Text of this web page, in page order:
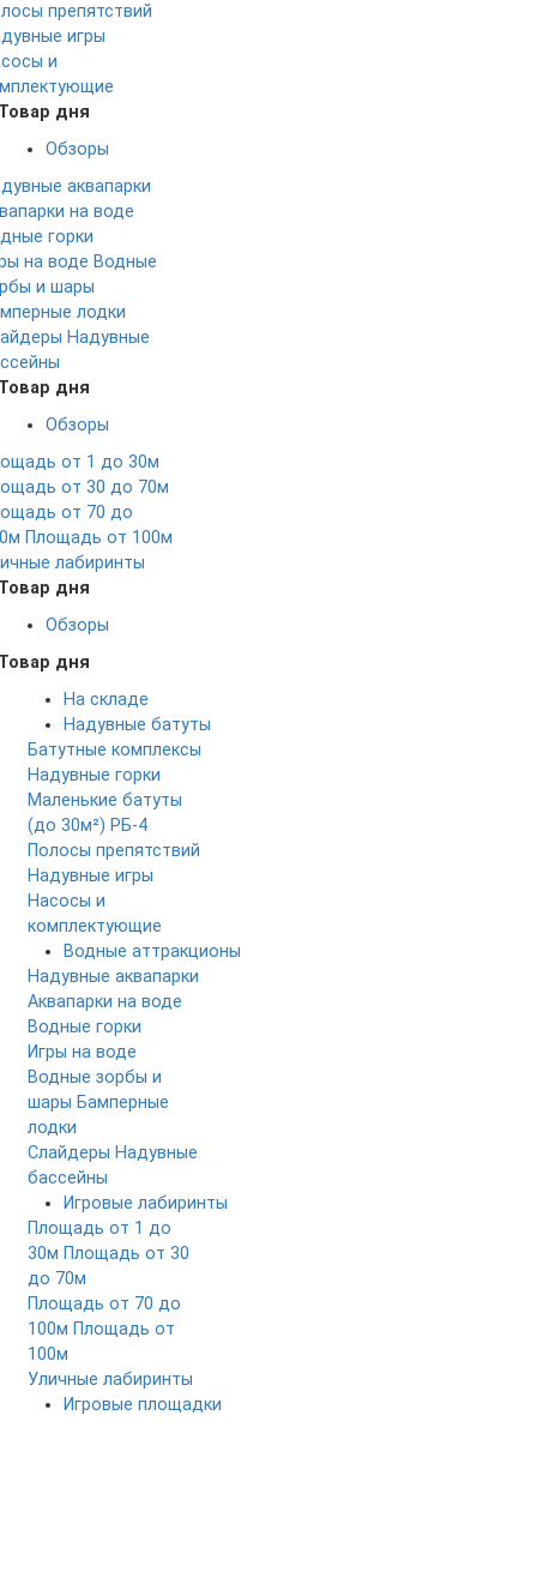
препятствий
игры
и
дня
Обзоры
аквапарки
на воде
горки
на воде Водные
и шары
лодки
Надувные
дня
Обзоры
от 1 до 30м
от 30 до 70м
от 70 до
Площадь от 100м
лабиринты
дня
Обзоры
дня
На складе
Надувные батуты
Батутные комплексы
Надувные горки
Маленькие батуты
(до 30м²) РБ-4
Полосы препятствий
Надувные игры
Насосы и
комплектующие
Водные аттракционы
Надувные аквапарки
Аквапарки на воде
Водные горки
Игры на воде
Водные зорбы и
шары Бамперные
лодки
Слайдеры Надувные
бассейны
Игровые лабиринты
Площадь от 1 до
30м Площадь от 30
до 70м
Площадь от 70 до
100м Площадь от
100м
Уличные лабиринты
Игровые площадки